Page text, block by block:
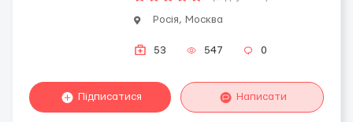
Росія, Москва
53 547 0
Підписатися Написати